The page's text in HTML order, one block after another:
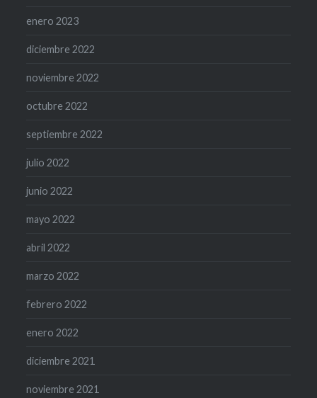
enero 2023
diciembre 2022
noviembre 2022
octubre 2022
septiembre 2022
julio 2022
junio 2022
mayo 2022
abril 2022
marzo 2022
febrero 2022
enero 2022
diciembre 2021
noviembre 2021